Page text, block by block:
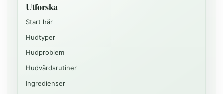
Utforska
Start här
Hudtyper
Hudproblem
Hudvårdsrutiner
Ingredienser